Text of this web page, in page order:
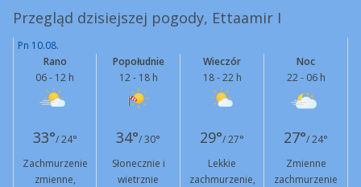
Przegląd dzisiejszej pogody, Ettaamir I
Pn 10.08.
Rano
06 - 12 h
Popołudnie
12 - 18 h
Wieczór
18 - 22 h
Noc
22 - 06 h
33°/ 24° 34°/ 30° 29°/ 27° 27°/ 24°
Zachmurzenie
zmienne,
Słonecznie i
wietrznie
Lekkie
zachmurzenie,
Zmienne
zachmurzenie